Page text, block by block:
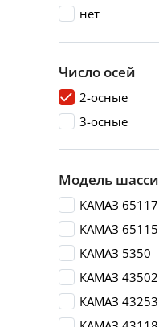
нет
Число осей
2-осные
3-осные
Модель шасси
КАМАЗ 65117
КАМАЗ 65115
КАМАЗ 5350
КАМАЗ 43502
КАМАЗ 43253